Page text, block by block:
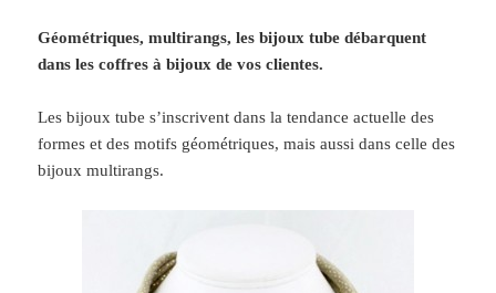
Géométriques, multirangs, les bijoux tube débarquent
dans les coffres à bijoux de vos clientes.
Les bijoux tube s’inscrivent dans la tendance actuelle des
formes et des motifs géométriques, mais aussi dans celle des
bijoux multirangs.